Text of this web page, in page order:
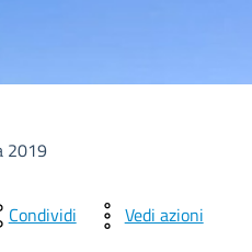
2019
Condividi Vedi azioni